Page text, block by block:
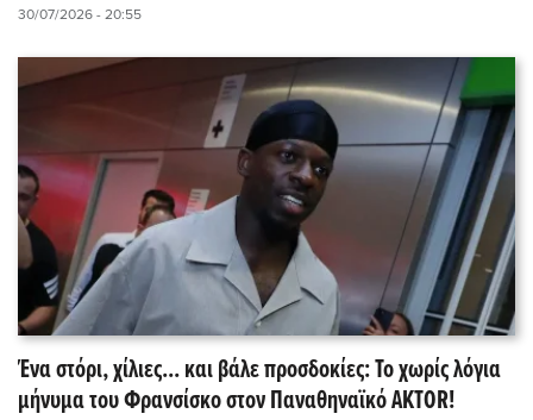
30/07/2026 - 20:55
Ένα στόρι, χίλιες... και βάλε προσδοκίες: Το χωρίς λόγια
μήνυμα του Φρανσίσκο στον Παναθηναϊκό AKTOR!